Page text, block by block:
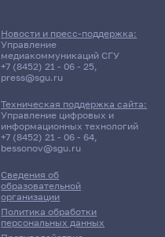
Сведения об
образовательной
организации
Политика обработки
персональных данных
Новости и пресс-поддержка:
Управление
медиакоммуникаций СГУ
+7 (8452) 21 - 06 - 25,
press@sgu.ru
Техническая поддержка сайта:
Управление цифровых и
информационных технологий
+7 (8452) 21 - 06 - 64,
bessonov@sgu.ru